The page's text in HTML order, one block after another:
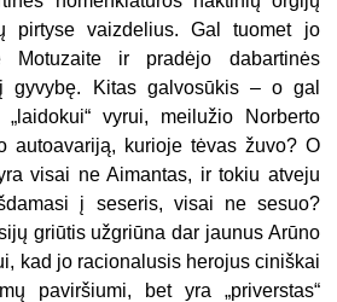
pirtyse vaizdelius. Gal tuomet jo
Motuzaite ir pradėjo dabartinės
gyvybę. Kitas galvosūkis – o gal
„laidokui“ vyrui, meilužio Norberto
autoavariją, kurioje tėvas žuvo? O
visai ne Aimantas, ir tokiu atveju
į seseris, visai ne sesuo?
griūtis užgriūna dar jaunus Arūno
kad jo racionalusis herojus ciniškai
paviršiumi, bet yra „priverstas“